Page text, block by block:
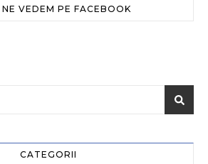
NE VEDEM PE FACEBOOK
CATEGORII